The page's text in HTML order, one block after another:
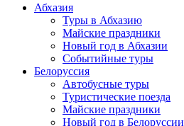
Абхазия
Туры в Абхазию
Майские праздники
Новый год в Абхазии
Событийные туры
Белоруссия
Автобусные туры
Туристические поезда
Майские праздники
Новый год в Белоруссии